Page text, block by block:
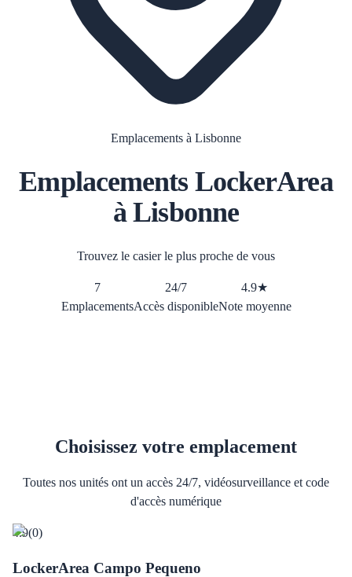
Emplacements à Lisbonne
Emplacements LockerArea
à Lisbonne
Trouvez le casier le plus proche de vous
7
Emplacements
24/7
Accès disponible
4.9★
Note moyenne
Choisissez votre emplacement
Toutes nos unités ont un accès 24/7, vidéosurveillance et code
d'accès numérique
4.9(0)
LockerArea Campo Pequeno